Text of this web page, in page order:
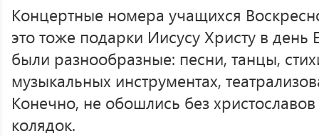
Концертные номера учащихся
это тоже подарки Иисусу Христу в
были разнообразные: песни, танцы,
музыкальных инструментах,
Конечно, не обошлись без
колядок.